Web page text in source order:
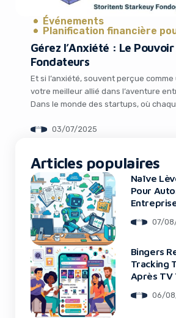
Événements
Planification financière
Gérez l’Anxiété : Le
Fondateurs
Et si l’anxiété, souvent perçue
votre meilleur allié dans l’aventure
Dans le monde des startups, où
pression, savoir canaliser ses
03/07/2025
Articles populaires
Naïve
Pour
07/
Bingers
Tracking
Après TV
06/
using an ad-
Yes, I will turn off Ad-
No Thanks